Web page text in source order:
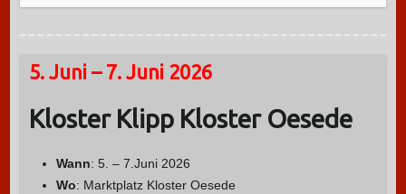
5. Juni – 7. Juni 2026
Kloster Klipp Kloster Oesede
Wann: 5. – 7.Juni 2026
Wo: Marktplatz Kloster Oesede